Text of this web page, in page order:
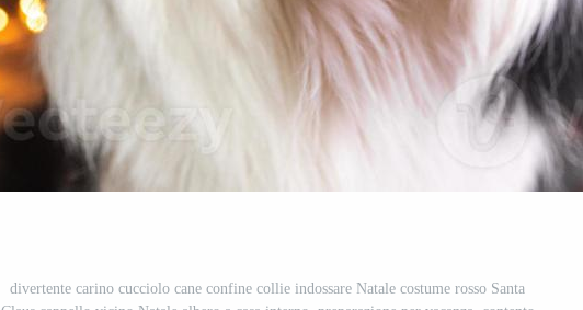
divertente carino cucciolo cane confine collie indossare Natale costume rosso Santa